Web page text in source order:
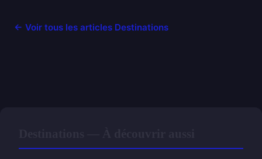
← Voir tous les articles Destinations